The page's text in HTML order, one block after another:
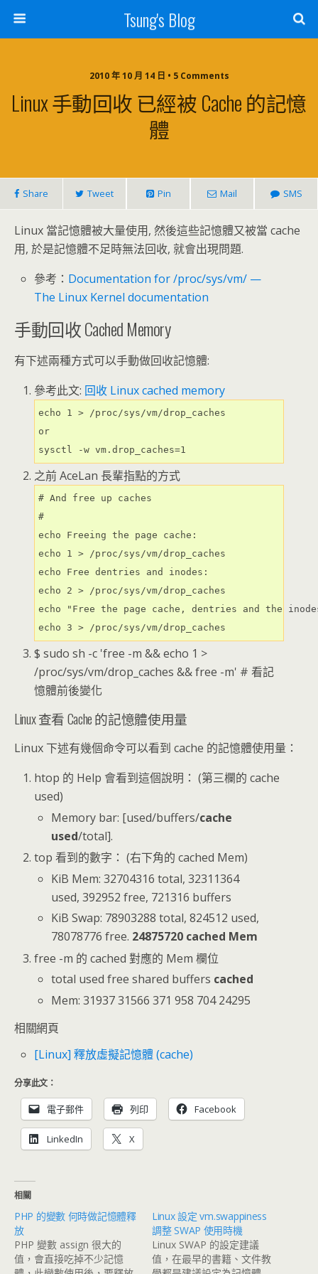
Tsung's Blog
2010 年 10 月 14 日 • 5 Comments
Linux 手動回收 已經被 Cache 的記憶
體
Share Tweet Pin Mail SMS
Linux 當記憶體被大量使用, 然後這些記憶體又被當 cache
用, 於是記憶體不足時無法回收, 就會出現問題.
參考： Documentation for /proc/sys/vm/ —
The Linux Kernel documentation
手動回收 Cached Memory
有下述兩種方式可以手動做回收記憶體:
參考此文: 回收 Linux cached memory
echo 1 > /proc/sys/vm/drop_caches
or
sysctl -w vm.drop_caches=1
之前 AceLan 長輩指點的方式
# And free up caches
#
echo Freeing the page cache:
echo 1 > /proc/sys/vm/drop_caches
echo Free dentries and inodes:
echo 2 > /proc/sys/vm/drop_caches
echo "Free the page cache, dentries and the
echo 3 > /proc/sys/vm/drop_caches
$ sudo sh -c 'free -m && echo 1 >
/proc/sys/vm/drop_caches && free -m' # 看記
憶體前後變化
Linux 查看 Cache 的記憶體使用量
Linux 下述有幾個命令可以看到 cache 的記憶體使用量：
htop 的 Help 會看到這個說明： (第三欄的 cache
used)
Memory bar: [used/buffers/cache
used/total].
top 看到的數字： (右下角的 cached Mem)
KiB Mem: 32704316 total, 32311364
used, 392952 free, 721316 buffers
KiB Swap: 78903288 total, 824512 used,
78078776 free. 24875720 cached Mem
free -m 的 cached 對應的 Mem 欄位
total used free shared buffers cached
Mem: 31937 31566 371 958 704 24295
相關網頁
[Linux] 釋放虛擬記憶體 (cache)
分享此文：
電子郵件 列印 Facebook
LinkedIn X
相關
PHP 的變數 何時做記憶體釋
放
PHP 變數 assign 很大的
值，會直接吃掉不少記憶
Linux 設定 vm.swappiness
調整 SWAP 使用時機
Linux SWAP 的設定建議
值，在最早的書籍、文件教